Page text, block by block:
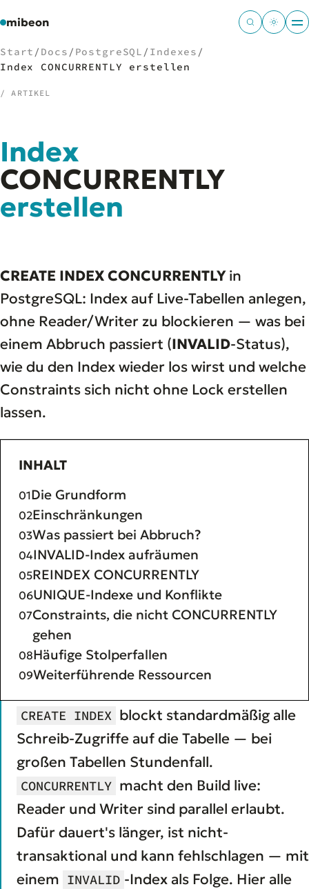
mibeon
01 Start
02 MB
03 Projekte
04Leistungen
Start / Docs / PostgreSQL / Indexes /
Index CONCURRENTLY erstellen
/ ARTIKEL
Index
CONCURRENTLY
erstellen
CREATE INDEX CONCURRENTLYin
PostgreSQL: Index auf Live-Tabellen anlegen,
ohne Reader/Writer zu blockieren — was bei
einem Abbruch passiert (INVALID-Status),
wie du den Index wieder los wirst und welche
Constraints sich nicht ohne Lock erstellen
lassen.
INHALT
Die Grundform
Einschränkungen
Was passiert bei Abbruch?
INVALID-Index aufräumen
REINDEX CONCURRENTLY
UNIQUE-Indexe und Konflikte
Constraints, die nicht CONCURRENTLY
gehen
Häufige Stolperfallen
Weiterführende Ressourcen
CREATE INDEX blockt standardmäßig alle
Schreib-Zugriffe auf die Tabelle — bei
großen Tabellen Stundenfall.
CONCURRENTLY macht den Build live:
Reader und Writer sind parallel erlaubt.
Dafür dauert's länger, ist nicht-
transaktional und kann fehlschlagen — mit
einem INVALID -Index als Folge. Hier alle